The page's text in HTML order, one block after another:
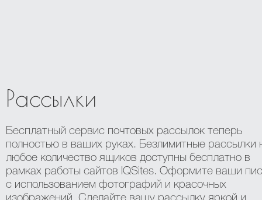
Рассылки
Бесплатный сервис почтовых рассылок теперь
полностью в ваших руках. Безлимитные рассылки
любое количество ящиков доступны бесплатно в
рамках работы сайтов IQSites. Оформите ваши
с использованием фотографий и красочных